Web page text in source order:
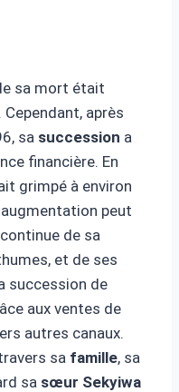
sa mort était
. Cependant, après
sa succession a
financière. En
grimpé à environ
peut
de sa
et de ses
succession de
aux ventes de
autres canaux.
sa famille, sa
sa sœur Sekyiwa